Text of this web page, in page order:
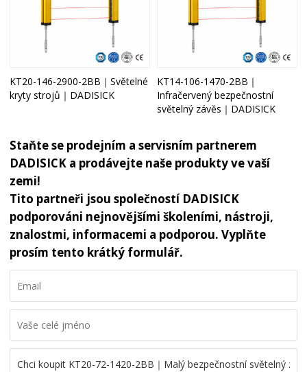
KT20-146-2900-2BB｜Světelné
kryty strojů｜DADISICK
KT14-106-1470-2BB｜
Infračervený bezpečnostní
světelný závěs｜DADISICK
Staňte se prodejním a servisním partnerem
DADISICK a prodávejte naše produkty ve vaší
zemi!
Tito partneři jsou společností DADISICK
podporováni nejnovějšími školeními, nástroji,
znalostmi, informacemi a podporou. Vyplňte
prosím tento krátký formulář.